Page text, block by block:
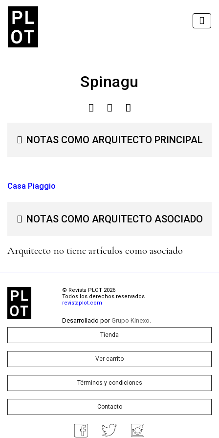
Spinagu
NOTAS COMO ARQUITECTO PRINCIPAL
Casa Piaggio
NOTAS COMO ARQUITECTO ASOCIADO
Arquitecto no tiene artículos como asociado
© Revista PLOT 2026
Todos los derechos reservados
revistaplot.com
Desarrollado porGrupo Kinexo.
Tienda
Ver carrito
Términos y condiciones
Contacto